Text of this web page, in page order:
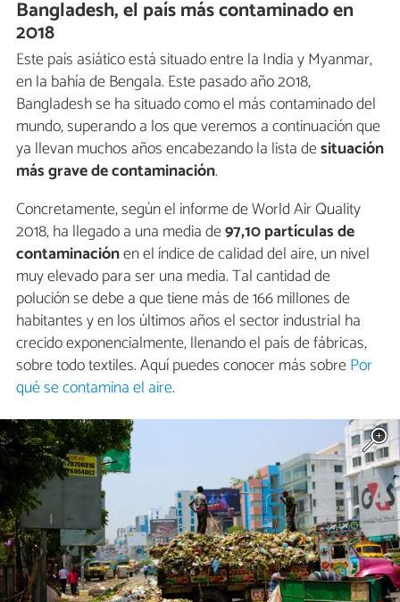
Bangladesh, el país más contaminado en
2018
Este país asiático está situado entre la India y Myanmar,
en la bahía de Bengala. Este pasado año 2018,
Bangladesh se ha situado como el más contaminado del
mundo, superando a los que veremos a continuación que
ya llevan muchos años encabezando la lista desituación
más grave de contaminación.
Concretamente, según el informe de World Air Quality
2018, ha llegado a una media de97,10 partículas de
contaminaciónen el índice de calidad del aire, un nivel
muy elevado para ser una media. Tal cantidad de
polución se debe a que tiene más de 166 millones de
habitantes y en los últimos años el sector industrial ha
crecido exponencialmente, llenando el país de fábricas,
sobre todo textiles. Aquí puedes conocer más sobrePor
qué se contamina el aire.